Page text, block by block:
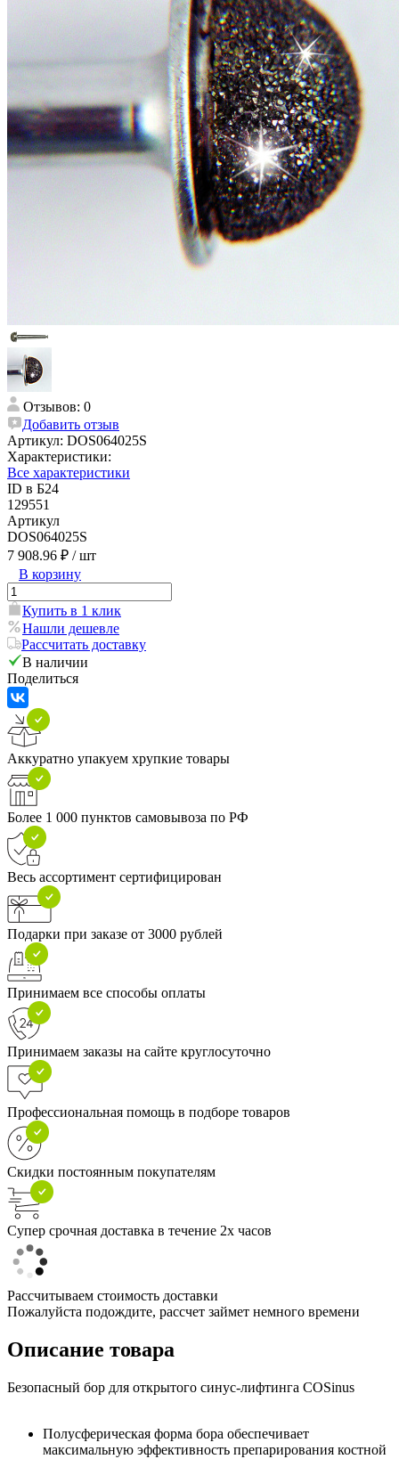
Отзывов: 0
Добавить отзыв
Артикул: DOS064025S
Характеристики:
Все характеристики
ID в Б24
129551
Артикул
DOS064025S
7 908.96 ₽ / шт
В корзину
Купить в 1 клик
Нашли дешевле
Рассчитать доставку
В наличии
Поделиться
Аккуратно упакуем хрупкие товары
Более 1 000 пунктов самовывоза по РФ
Весь ассортимент сертифицирован
Подарки при заказе от 3000 рублей
Принимаем все способы оплаты
Принимаем заказы на сайте круглосуточно
Профессиональная помощь в подборе товаров
Скидки постоянным покупателям
Супер срочная доставка в течение 2х часов
Рассчитываем стоимость доставки
Пожалуйста подождите, рассчет займет немного времени
Описание товара
Безопасный бор для открытого синус-лифтинга COSinus
Полусферическая форма бора обеспечивает
максимальную эффективность препарирования костной